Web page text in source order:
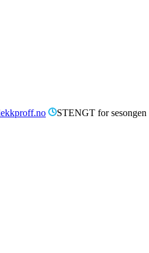
STENGT for sesongen